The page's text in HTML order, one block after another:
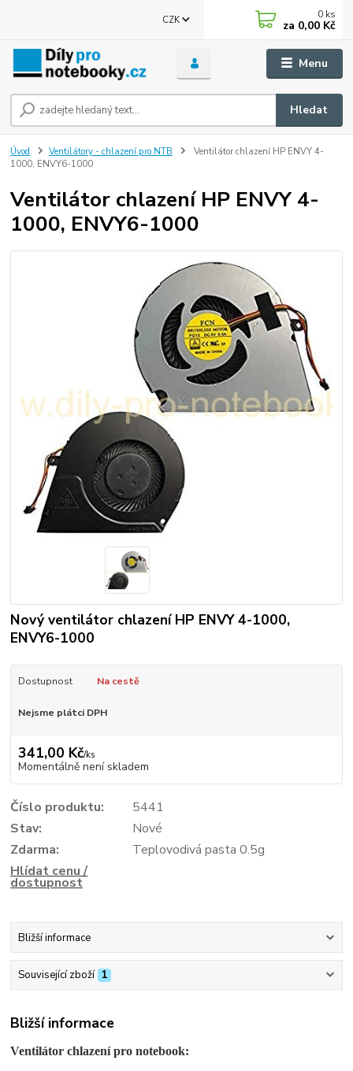
Menu
CZK
Hledat
0 ks
za 0,00 Kč
Úvod Ventilátory - chlazení pro NTB
Ventilátor chlazení HP ENVY 4-
1000, ENVY6-1000
Ventilátor chlazení HP ENVY 4-
1000, ENVY6-1000
Nový ventilátor chlazení HP ENVY 4-1000,
ENVY6-1000
Dostupnost Na cestě
Nejsme plátci DPH
341,00 Kč/ks
Momentálně není skladem
Číslo produktu:
5441
Stav:
Nové
Zdarma:
Teplovodivá pasta 0.5g
Hlídat cenu /
dostupnost
Bližší informace
Související zboží 1
Bližší informace
Ventilátor chlazení pro notebook: